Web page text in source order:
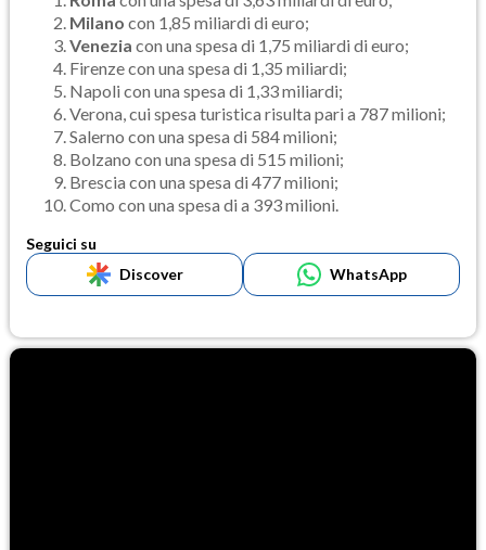
Milano con 1,85 miliardi di euro;
Venezia con una spesa di 1,75 miliardi di euro;
Firenze con una spesa di 1,35 miliardi;
Napoli con una spesa di 1,33 miliardi;
Verona, cui spesa turistica risulta pari a 787 milioni;
Salerno con una spesa di 584 milioni;
Bolzano con una spesa di 515 milioni;
Brescia con una spesa di 477 milioni;
Como con una spesa di a 393 milioni.
Seguici su
Discover
WhatsApp